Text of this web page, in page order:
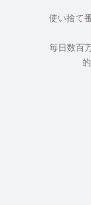
使い捨て
毎日数百